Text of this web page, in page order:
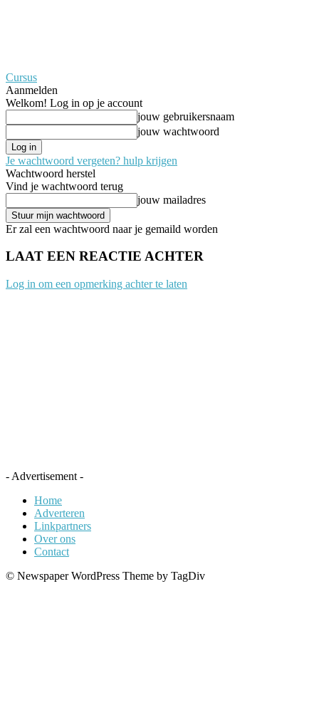
Cursus
Aanmelden
Welkom! Log in op je account
jouw gebruikersnaam
jouw wachtwoord
Je wachtwoord vergeten? hulp krijgen
Wachtwoord herstel
Vind je wachtwoord terug
jouw mailadres
Er zal een wachtwoord naar je gemaild worden
LAAT EEN REACTIE ACHTER
Log in om een opmerking achter te laten
- Advertisement -
Home
Adverteren
Linkpartners
Over ons
Contact
© Newspaper WordPress Theme by TagDiv